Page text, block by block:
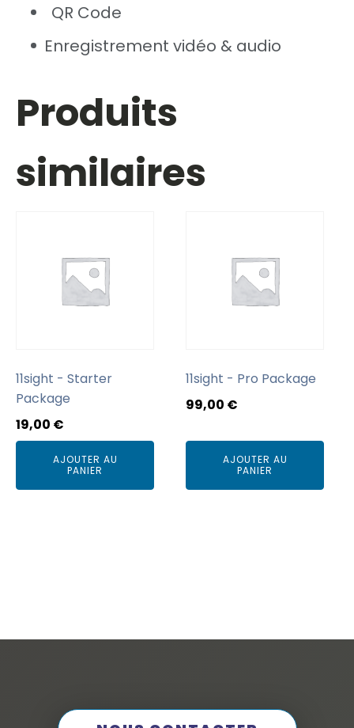
QR Code
Enregistrement vidéo & audio
Produits
similaires
11sight - Starter
Package
19,00 €
AJOUTER AU
PANIER
11sight - Pro Package
99,00 €
AJOUTER AU
PANIER